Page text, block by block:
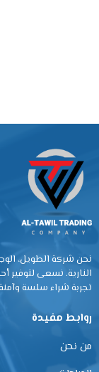
نحن شركة الطويل،
النارية. نسعى لتوفير
تجربة شراء سلسة
روابط مفيدة
من نحن